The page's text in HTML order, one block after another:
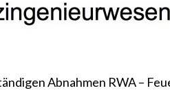
Abnahmen RWA –